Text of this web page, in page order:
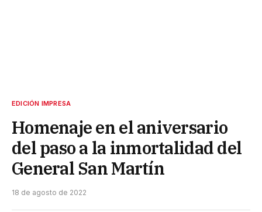
EDICIÓN IMPRESA
Homenaje en el aniversario
del paso a la inmortalidad del
General San Martín
18 de agosto de 2022